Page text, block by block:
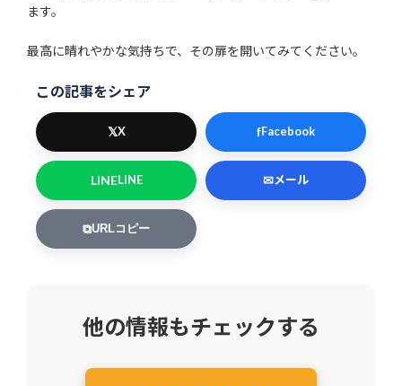
ます。
最高に晴れやかな気持ちで、その扉を開いてみてください。
この記事をシェア
𝕏X fFacebook
LINELINE ✉メール
⧉URLコピー
他の情報もチェックする